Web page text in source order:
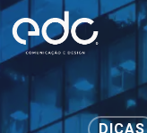
Skip
main
DICAS